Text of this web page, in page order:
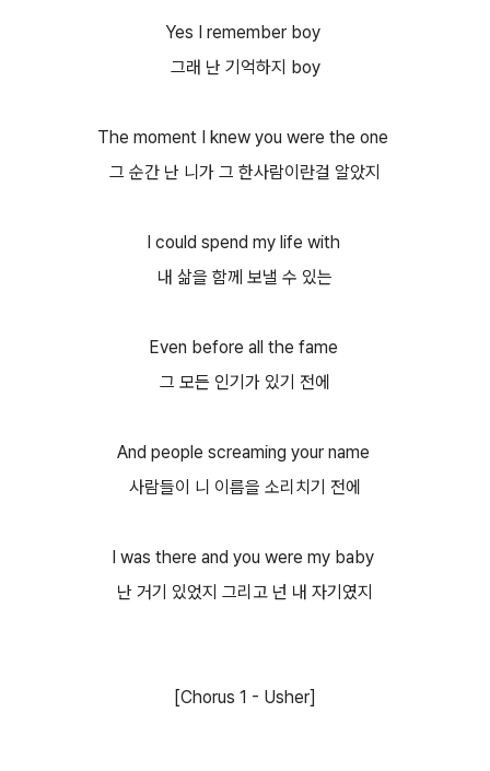
Yes I remember boy
그래 난 기억하지 boy
The moment I knew you were the one
그 순간 난 니가 그 한사람이란걸 알았지
I could spend my life with
내 삶을 함께 보낼 수 있는
Even before all the fame
그 모든 인기가 있기 전에
And people screaming your name
사람들이 니 이름을 소리치기 전에
I was there and you were my baby
난 거기 있었지 그리고 넌 내 자기였지
[Chorus 1 - Usher]